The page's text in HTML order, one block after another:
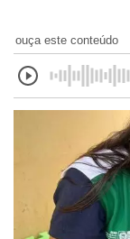
ouça este conteúdo